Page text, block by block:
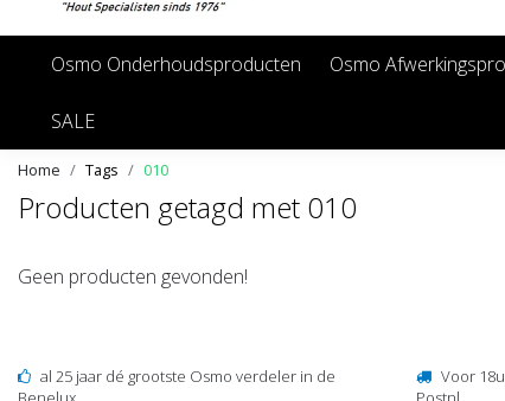
Osmo Onderhoudsproducten Osmo
SALE
Home Tags 010
Producten getagd met 010
Geen producten gevonden!
al 25 jaar dé grootste Osmo verdeler in de
Voor